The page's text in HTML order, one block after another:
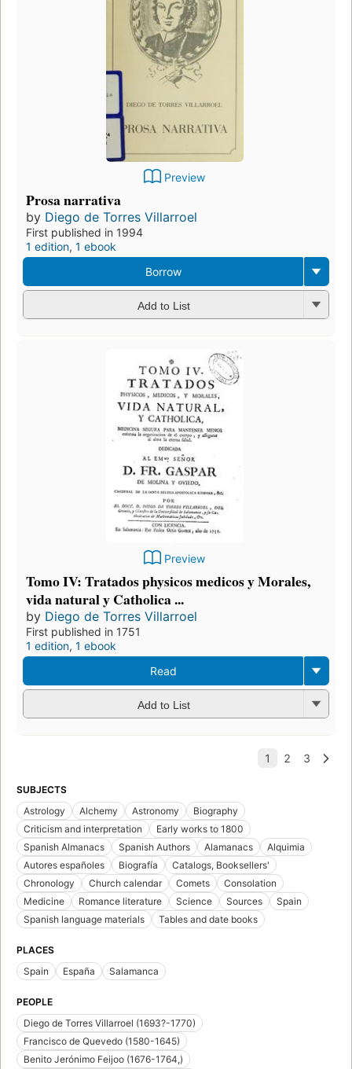
Preview
Prosa narrativa
by Diego de Torres Villarroel
First published in 1994
1 edition, 1 ebook
Borrow
Add to List
Preview
Tomo IV: Tratados physicos medicos y Morales,
vida natural y Catholica ...
by Diego de Torres Villarroel
First published in 1751
1 edition, 1 ebook
Read
Add to List
SUBJECTS
Astrology
Alchemy Astronomy
Biography
Criticism and interpretation
Early works to 1800
Spanish Almanacs
Spanish Authors Alamanacs
Alquimia
Autores españoles
Biografía
Catalogs, Booksellers'
Chronology
Church calendar Comets
Consolation
Medicine
Romance literature Science Sources
Spain
Spanish language materials
Tables and date books
PLACES
Spain
España Salamanca
PEOPLE
Diego de Torres Villarroel (1693?-1770)
Francisco de Quevedo (1580-1645)
Benito Jerónimo Feijoo (1676-1764,)